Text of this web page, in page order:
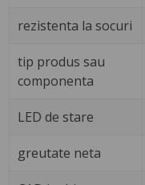
rezistenta la socuri
tip produs sau
componenta
LED de stare
greutate neta